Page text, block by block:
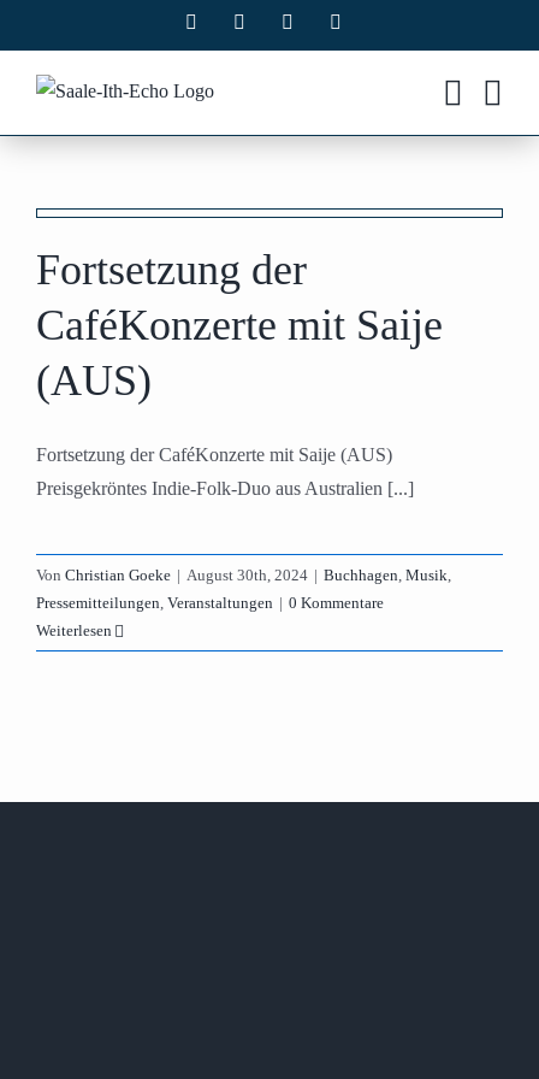
Inhalt
springen
Facebook Instagram
Fortsetzung der
CaféKonzerte mit Saije
(AUS)
Fortsetzung der CaféKonzerte mit Saije (AUS)
Preisgekröntes Indie-Folk-Duo aus Australien [...]
Von Christian Goeke | August 30th, 2024 | Buchhagen, Musik,
Pressemitteilungen, Veranstaltungen | 0 Kommentare
Weiterlesen